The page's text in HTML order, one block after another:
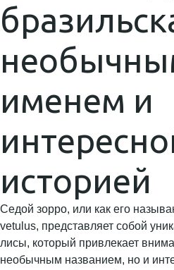
именем и
историей
Седой зорро, или как его
vetulus, представляет собой
лисы, который привлекает
необычным названием, но и